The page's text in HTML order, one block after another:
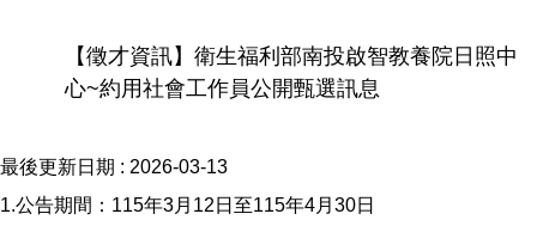
【徵才資訊】衛生福利部南投啟智教養院日照中
心~約用社會工作員公開甄選訊息
最後更新日期 : 2026-03-13
1.公告期間：115年3月12日至115年4月30日